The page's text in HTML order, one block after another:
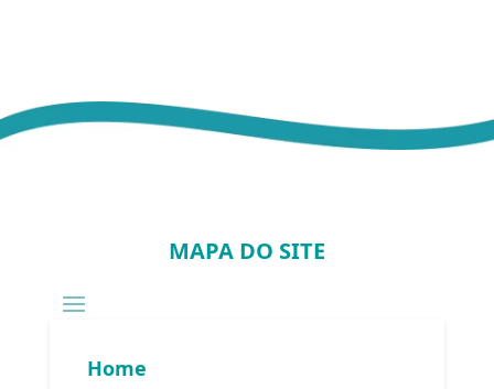
MAPA DO SITE
Home